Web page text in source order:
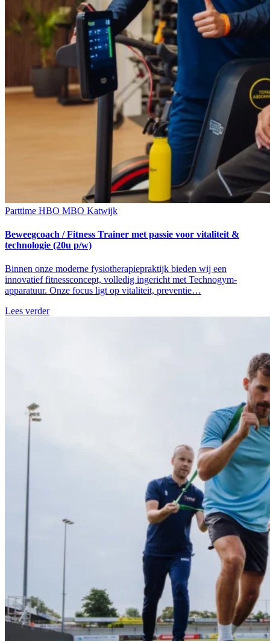
Parttime HBO MBO Katwijk
Beweegcoach / Fitness Trainer met passie voor vitaliteit &
technologie (20u p/w)
Binnen onze moderne fysiotherapiepraktijk bieden wij een
innovatief fitnessconcept, volledig ingericht met Technogym-
apparatuur. Onze focus ligt op vitaliteit, preventie…
Lees verder